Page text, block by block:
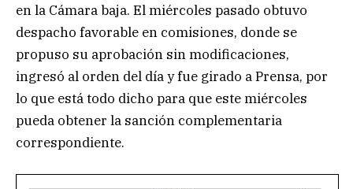
en la Cámara baja. El miércoles pasado obtuvo
despacho favorable en comisiones, donde se
propuso su aprobación sin modificaciones,
ingresó al orden del día y fue girado a Prensa, por
lo que está todo dicho para que este miércoles
pueda obtener la sanción complementaria
correspondiente.